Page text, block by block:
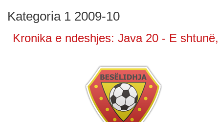
Kategoria 1 2009-10
Kronika e ndeshjes: Java 20 - E